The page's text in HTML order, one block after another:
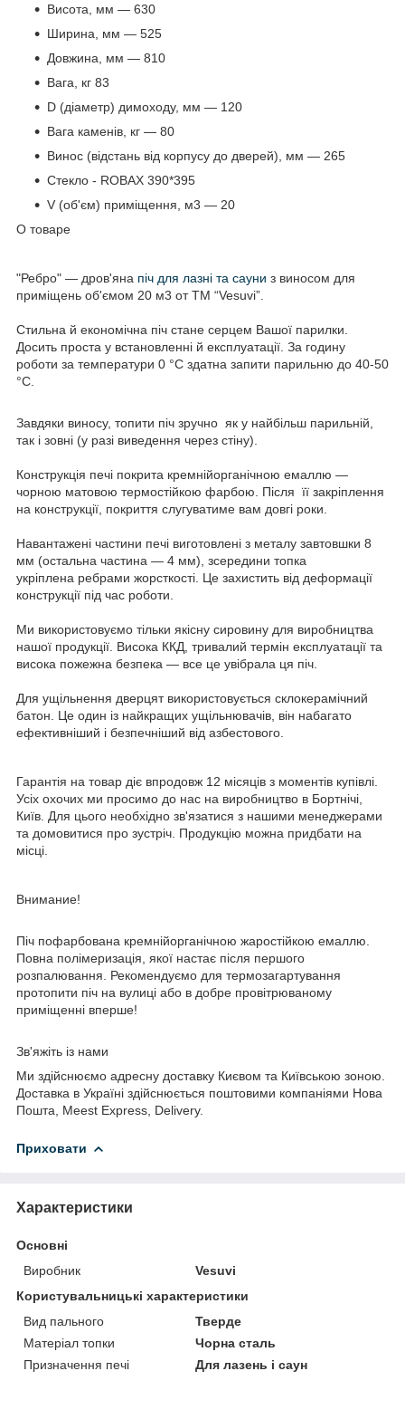
Висота, мм — 630
Ширина, мм — 525
Довжина, мм — 810
Вага, кг 83
D (діаметр) димоходу, мм — 120
Вага каменів, кг — 80
Винос (відстань від корпусу до дверей), мм — 265
Стекло - ROBAX 390*395
V (об'єм) приміщення, м3 — 20
О товаре
"Ребро" — дров'яна піч для лазні та сауни з виносом для
приміщень об'ємом 20 м3 от ТМ “Vesuvi”.
Стильна й економічна піч стане серцем Вашої парилки.
Досить проста у встановленні й експлуатації. За годину
роботи за температури 0 °C здатна запити парильню до 40-50
°C.
Завдяки виносу, топити піч зручно як у найбільш парильній,
так і зовні (у разі виведення через стіну).
Конструкція печі покрита кремнійорганічною емаллю —
чорною матовою термостійкою фарбою. Після її закріплення
на конструкції, покриття слугуватиме вам довгі роки.
Навантажені частини печі виготовлені з металу завтовшки 8
мм (остальна частина — 4 мм), зсередини топка
укріплена ребрами жорсткості. Це захистить від деформації
конструкції під час роботи.
Ми використовуємо тільки якісну сировину для виробництва
нашої продукції. Висока ККД, тривалий термін експлуатації та
висока пожежна безпека — все це увібрала ця піч.
Для ущільнення дверцят використовується склокерамічний
батон. Це один із найкращих ущільнювачів, він набагато
ефективніший і безпечніший від азбестового.
Гарантія на товар діє впродовж 12 місяців з моментів купівлі.
Усіх охочих ми просимо до нас на виробництво в Бортнічі,
Київ. Для цього необхідно зв'язатися з нашими менеджерами
та домовитися про зустріч. Продукцію можна придбати на
місці.
Внимание!
Піч пофарбована кремнійорганічною жаростійкою емаллю.
Повна полімеризація, якої настає після першого
розпалювання. Рекомендуємо для термозагартування
протопити піч на вулиці або в добре провітрюваному
приміщенні вперше!
Зв'яжіть із нами
Ми здійснюємо адресну доставку Києвом та Київською зоною.
Доставка в Україні здійснюється поштовими компаніями Нова
Пошта, Meest Express, Delivery.
Приховати
Характеристики
Основні
Виробник
Vesuvi
Користувальницькі характеристики
Вид пального
Тверде
Матеріал топки
Чорна сталь
Призначення печі
Для лазень і саун